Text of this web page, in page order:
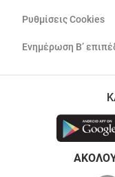
Ρυθμίσεις Cookies
Ενημέρωση Β’